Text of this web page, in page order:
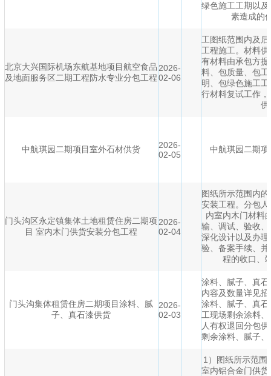
绿色施工工期以
素造成的
北京大兴国际机场东航基地项目航空食品
及地面服务区二期工程防水专业分包工程
2026-
02-06
工图纸范围内及
工程施工。材料
有材料由承包方
料、包质量、包
明、包绿色施工
行材料复试工作
供
中航琪园二期项目室外石材供货
2026-
02-05
中航琪园二期
门头沟区永定镇集体土地租赁住房二期项
目 室内木门供货安装分包工程
2026-
02-04
图纸所示范围内
安装工程。分包
内室内木门材料
输、调试、验收
深化设计以及办
验、备案手续、
程的收口、
门头沟集体租赁住房二期项目涂料、腻
子、真石漆供货
2026-
02-03
涂料、腻子、真
内容及数量详见
涂料、腻子、真
工现场剩余涂料
人有权退回分包
剩余涂料、腻子
1）图纸所示范围
室内铝合金门供